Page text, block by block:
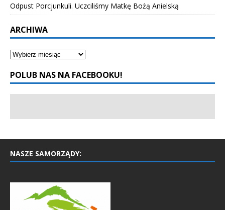
Odpust Porcjunkuli. Uczciliśmy Matkę Bożą Anielską
ARCHIWA
POLUB NAS NA FACEBOOKU!
NASZE SAMORZĄDY: